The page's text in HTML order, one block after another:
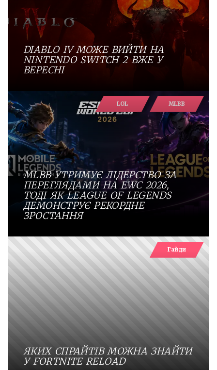
DIABLO IV МОЖЕ ВИЙТИ НА
NINTENDO SWITCH 2 ВЖЕ У
ВЕРЕСНІ
LOL MLBB
MLBB УТРИМУЄ ЛІДЕРСТВО ЗА
ПЕРЕГЛЯДАМИ НА EWC 2026,
ТОДІ ЯК LEAGUE OF LEGENDS
ДЕМОНСТРУЄ РЕКОРДНЕ
ЗРОСТАННЯ
Гайди
ЯКИХ СПРАЙТІВ МОЖНА ЗНАЙТИ
У FORTNITE RELOAD